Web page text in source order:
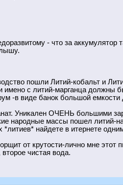
- что за аккумулятор
пошли Литий-кобальт и
имено с литий-марганца должны
-в виде банок большой емкости
Уникален ОЧЕНЬ большими
народные массы пошел литий-
найдете в итернете
от крутости-лично мне
чистая вода.